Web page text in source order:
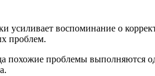
воспоминание о
проблем.
похожие проблемы выполняются